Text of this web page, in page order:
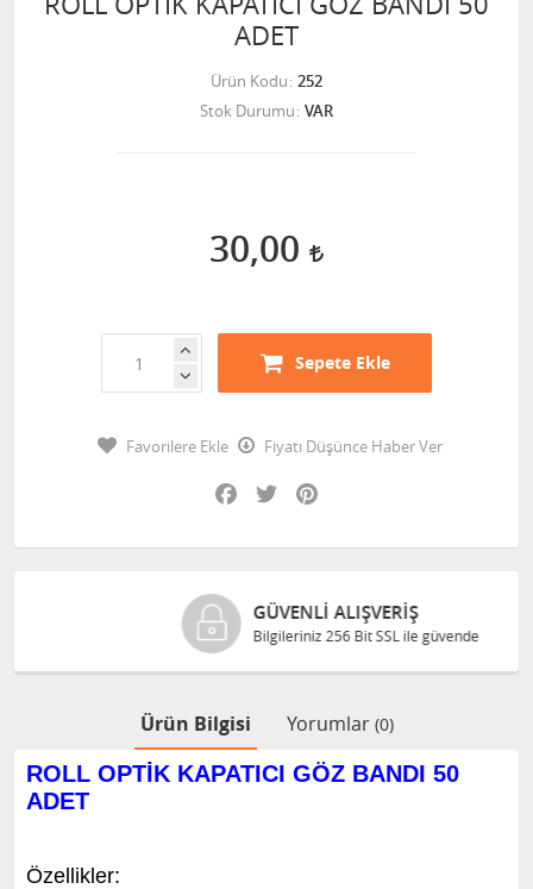
ADET
Ürün Kodu 252
Stok Durumu VAR
30,00
Sepete Ekle
Favorilere Ekle
Fiyatı Düşünce Haber Ver
Facebook
Twitter
GÜVENLI ALIŞVERIŞ
Bilgileriniz 256 Bit SSL ile güvende
Ürün Bilgisi Yorumlar (0)
ROLL OPTİK KAPATICI GÖZ BANDI 50
ADET
Özellikler: